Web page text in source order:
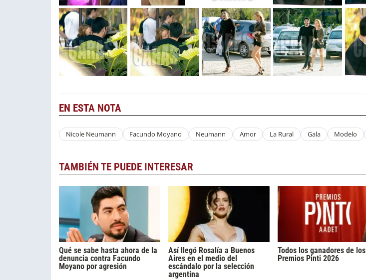
EN ESTA NOTA
Nicole Neumann Facundo Moyano Neumann Amor La Rural Gala Modelo
TAMBIÉN TE PUEDE INTERESAR
Qué se sabe hasta ahora de la
denuncia contra Facundo
Moyano por agresión
Así llegó Rosalía a Buenos
Aires en el medio del
escándalo por la selección
argentina
Todos los ganadores de los
Premios Pinti 2026